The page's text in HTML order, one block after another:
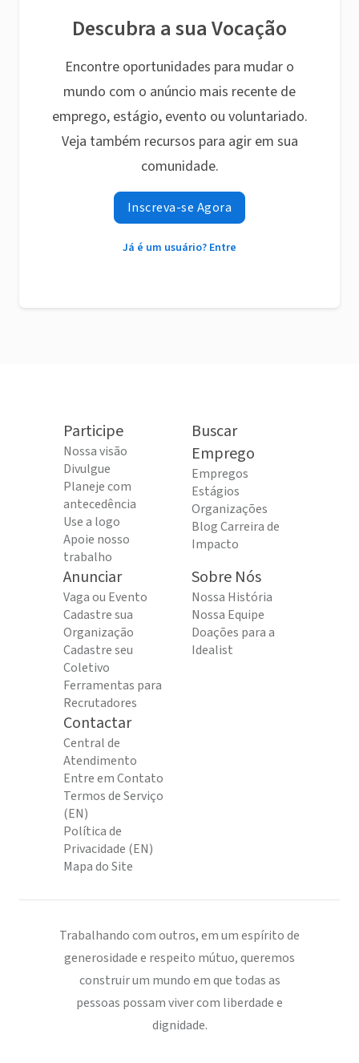
Descubra a sua Vocação
Encontre oportunidades para mudar o
mundo com o anúncio mais recente de
emprego, estágio, evento ou voluntariado.
Veja também recursos para agir em sua
comunidade.
Inscreva-se Agora
Já é um usuário? Entre
Participe
Nossa visão
Divulgue
Planeje com
antecedência
Use a logo
Apoie nosso
trabalho
Buscar
Emprego
Empregos
Estágios
Organizações
Blog Carreira de
Impacto
Anunciar
Vaga ou Evento
Cadastre sua
Organização
Cadastre seu
Coletivo
Ferramentas para
Recrutadores
Sobre Nós
Nossa História
Nossa Equipe
Doações para a
Idealist
Contactar
Central de
Atendimento
Entre em Contato
Termos de Serviço
(EN)
Política de
Privacidade (EN)
Mapa do Site
Trabalhando com outros, em um espírito de
generosidade e respeito mútuo, queremos
construir um mundo em que todas as
pessoas possam viver com liberdade e
dignidade.